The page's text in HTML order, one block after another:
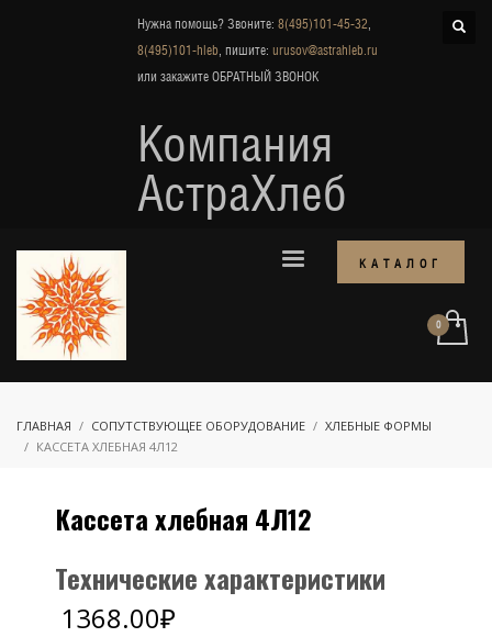
Нужна помощь? Звоните: 8(495)101-45-32,
8(495)101-hleb, пишите: urusov@astrahleb.ru
или закажите ОБРАТНЫЙ ЗВОНОК
Компания
АстраХлеб
КАТАЛОГ
ГЛАВНАЯ СОПУТСТВУЮЩЕЕ ОБОРУДОВАНИЕ
ХЛЕБНЫЕ ФОРМЫ
КАССЕТА ХЛЕБНАЯ 4Л12
Кассета хлебная 4Л12
Технические характеристики
1368.00₽